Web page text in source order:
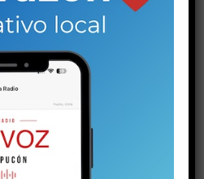
nota rabia, enojo e
al mismo tiempo. Pero la
cuando un hombre llega a
del
un arma y drogas, en el
por la
La audiencia de control
de calle Arauco ya había
Al parecer, una vez más.